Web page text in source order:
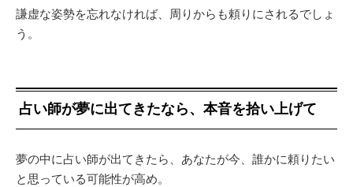
謙虚な姿勢を忘れなければ、周りからも頼りにされるでしょ
う。
占い師が夢に出てきたなら、本音を拾い上げて
夢の中に占い師が出てきたら、あなたが今、誰かに頼りたい
と思っている可能性が高め。